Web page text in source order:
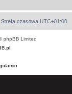
Strefa czasowa UTC+01:00
phpBB Limited